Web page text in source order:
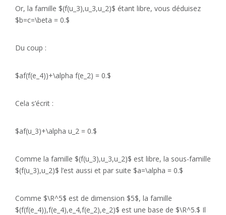
Or, la famille $(f(u_3),u_3,u_2)$ étant libre, vous déduisez
$b=c=\beta = 0.$
Du coup :
$af(f(e_4))+\alpha f(e_2) = 0.$
Cela s’écrit :
$af(u_3)+\alpha u_2 = 0.$
Comme la famille $(f(u_3),u_3,u_2)$ est libre, la sous-famille
$(f(u_3),u_2)$ l’est aussi et par suite $a=\alpha = 0.$
Comme $\R^5$ est de dimension $5$, la famille
$(f(f(e_4)),f(e_4),e_4,f(e_2),e_2)$ est une base de $\R^5.$ Il